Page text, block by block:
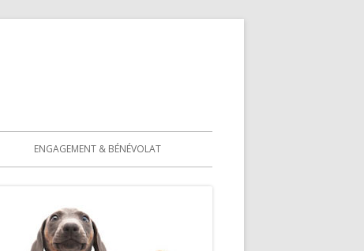
ENGAGEMENT & BÉNÉVOLAT